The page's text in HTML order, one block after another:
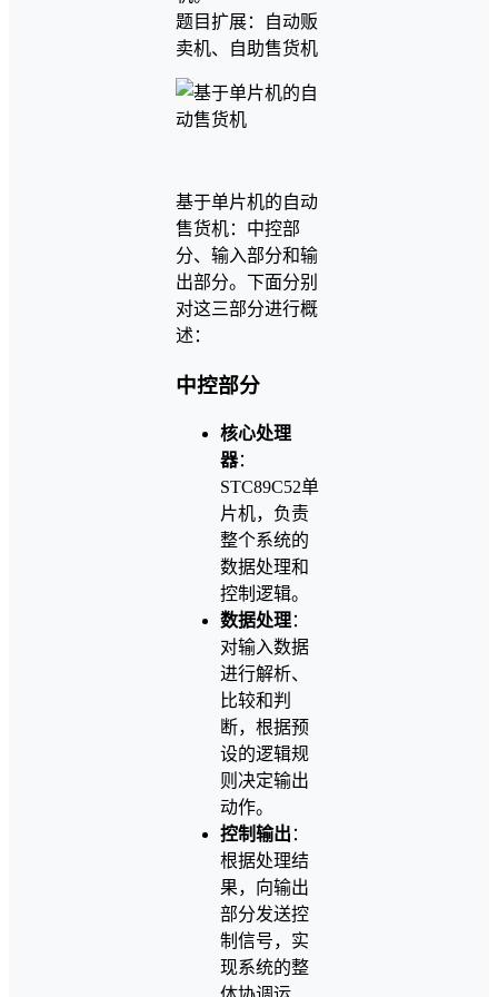
题目扩展：自动贩
卖机、自助售货机
基于单片机的自动
售货机：中控部
分、输入部分和输
出部分。下面分别
对这三部分进行概
述：
中控部分
核心处理
器：
STC89C52单
片机，负责
整个系统的
数据处理和
控制逻辑。
数据处理：
对输入数据
进行解析、
比较和判
断，根据预
设的逻辑规
则决定输出
动作。
控制输出 ：
根据处理结
果，向输出
部分发送控
制信号，实
现系统的整